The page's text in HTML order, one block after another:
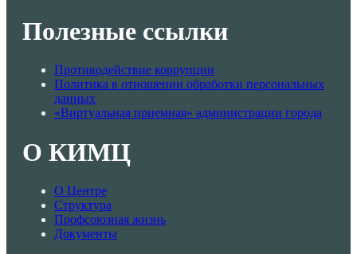
Полезные ссылки
Противодействие коррупции
Политика в отношении обработки персональных
данных
«Виртуальная приемная» администрации города
О КИМЦ
О Центре
Структура
Профсоюзная жизнь
Документы